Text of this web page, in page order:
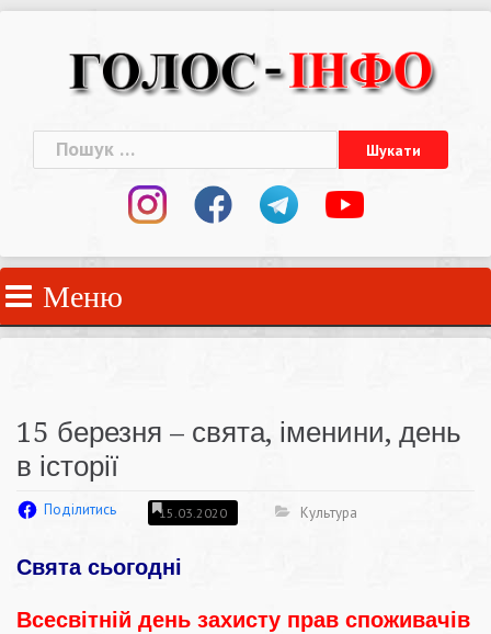
Пошук:
Меню
15 березня – свята, іменини, день
в історії
Поділитись 15.03.2020 Культура
Свята сьогодні
Всесвітній день захисту прав споживачів